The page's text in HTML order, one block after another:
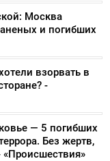
Москва
и погибших
взорвать в
-
— 5 погибших
Без жертв,